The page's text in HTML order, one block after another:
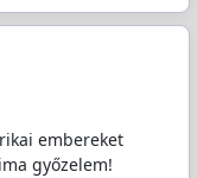
embereket
győzelem!